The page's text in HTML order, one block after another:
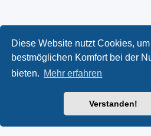
Diese Website nutzt Cookies,
bestmöglichen Komfort bei der
bieten. Mehr erfahren
Verstanden!